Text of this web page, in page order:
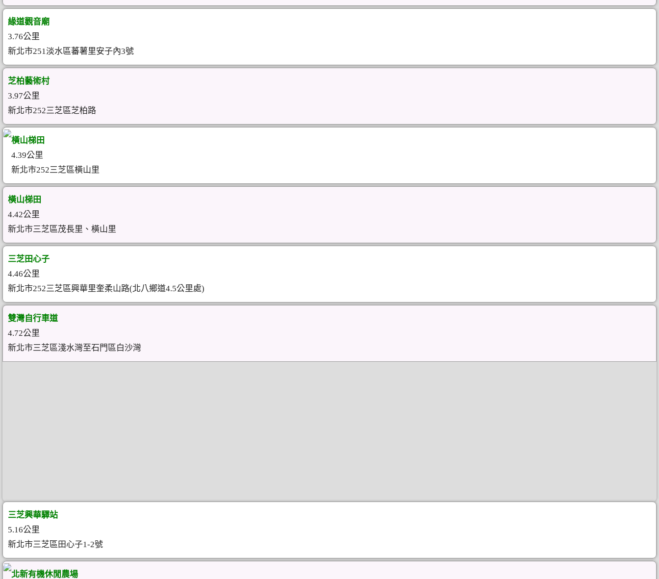
緣道觀音廟
3.76公里
新北市251淡水區蕃薯里安子內3號
芝柏藝術村
3.97公里
新北市252三芝區芝柏路
橫山梯田
4.39公里
新北市252三芝區橫山里
橫山梯田
4.42公里
新北市三芝區茂長里、橫山里
三芝田心子
4.46公里
新北市252三芝區興華里奎柔山路(北八鄉道4.5公里處)
雙灣自行車道
4.72公里
新北市三芝區淺水灣至石門區白沙灣
三芝興華驛站
5.16公里
新北市三芝區田心子1-2號
北新有機休閒農場